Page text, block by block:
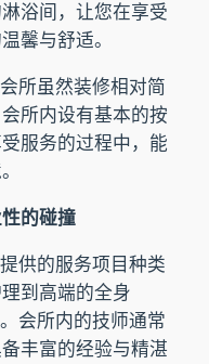
浴间，让您在享受
馨与舒适。
所虽然装修相对简
所内设有基本的按
服务的过程中，能
的碰撞
供的服务项目种类
到高端的全身
会所内的技师通常
丰富的经验与精湛